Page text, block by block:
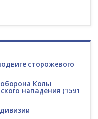
сторожевого
оборона Колы
нападения (1591